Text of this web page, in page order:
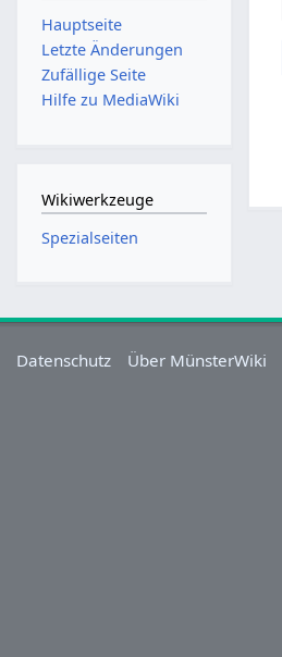
Hauptseite
Letzte Änderungen
Zufällige Seite
Hilfe zu MediaWiki
Wikiwerkzeuge
Spezialseiten
Datenschutz Über MünsterWiki